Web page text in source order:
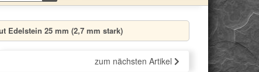
Edelstein 25 mm (2,7 mm stark)
zum nächsten Artikel